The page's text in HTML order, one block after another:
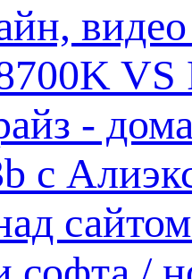
VS
-
с